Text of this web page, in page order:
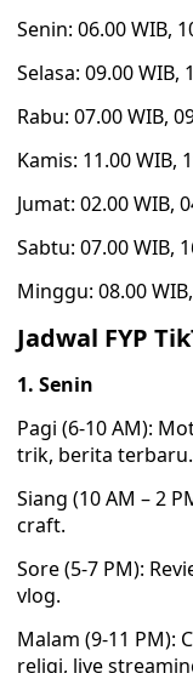
Senin: 06.00 WIB,
Selasa: 09.00 WIB,
Rabu: 07.00 WIB,
Kamis: 11.00 WIB,
Jumat: 02.00 WIB,
Sabtu: 07.00 WIB,
Minggu: 08.00
Jadwal FYP
1. Senin
Pagi (6-10 AM):
trik, berita terbaru.
Siang (10 AM – 2
craft.
Sore (5-7 PM):
vlog.
Malam (9-11 PM):
religi, live